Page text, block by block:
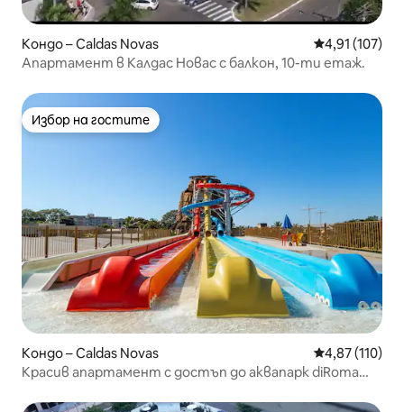
Кондо – Caldas Novas Средна
4,91 (107)
Апартамент в Калдас Новас с балкон, 10-ти етаж.
Избор на гостите
Избор на гостите
Кондо – Caldas Novas Средна
4,87 (110)
Красив апартамент с достъп до аквапарк diRoma